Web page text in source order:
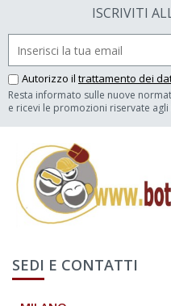
ISCRIVITI
Autorizzo il trattamento dei
Resta informato sulle nuove
e ricevi le promozioni riservate agli
SEDI E CONTATTI